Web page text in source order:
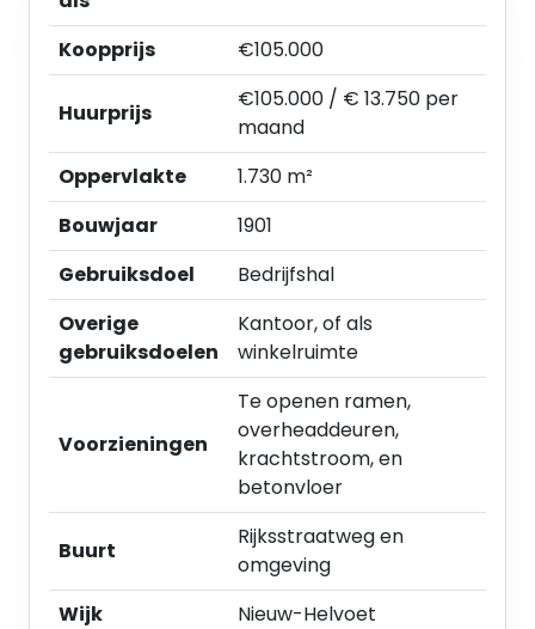
- keuken.
Verhuur geschiedt op casco basis.
Zeer royale parkeermogelijkheden op eigen
terrein.
Bestemming
Bestemmingsplan Houtwegen, Waterwegen en
Westertuinen, bestemming Bedrijventerrein - 1. Bij
twijfel over het toestaan van uw bedrijfsvoering
adviseren wij u zelf contact op te nemen met de
gemeente Heemskerk.
€ 13.750,-- excl. BTW per maand.
De huur is te vermeerderen met BTW. Indien
huurder geen BTW-belaste prestaties verricht,
kan verhuurder een hogere huurprijs in rekening
brengen.
Koopprijs €105.000
Huurprijs
€105.000 / € 13.750 per
maand
Oppervlakte
1.730 m²
Bouwjaar
1901
Gebruiksdoel
Bedrijfshal
Overige
gebruiksdoelen
Kantoor, of als
winkelruimte
Voorzieningen
Te openen ramen,
overheaddeuren,
krachtstroom, en
betonvloer
Buurt
Rijksstraatweg en
omgeving
Wijk
Nieuw-Helvoet